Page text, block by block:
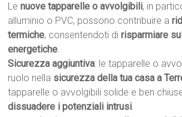
Lenuove tapparelle o avvolgibili, in
alluminio o PVC, possono contribuire a
termiche, consentendoti dirisparmiare
energetiche.
Sicurezza aggiuntiva: le tapparelle o
ruolo nella sicurezza della tua casa a
tapparelle o avvolgibili solide e ben
dissuadere i potenziali intrusi.